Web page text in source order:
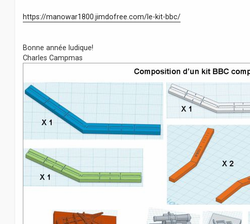
https://manowar1800.jimdofree.com/le-kit-bbc/
Bonne année ludique!
Charles Campmas